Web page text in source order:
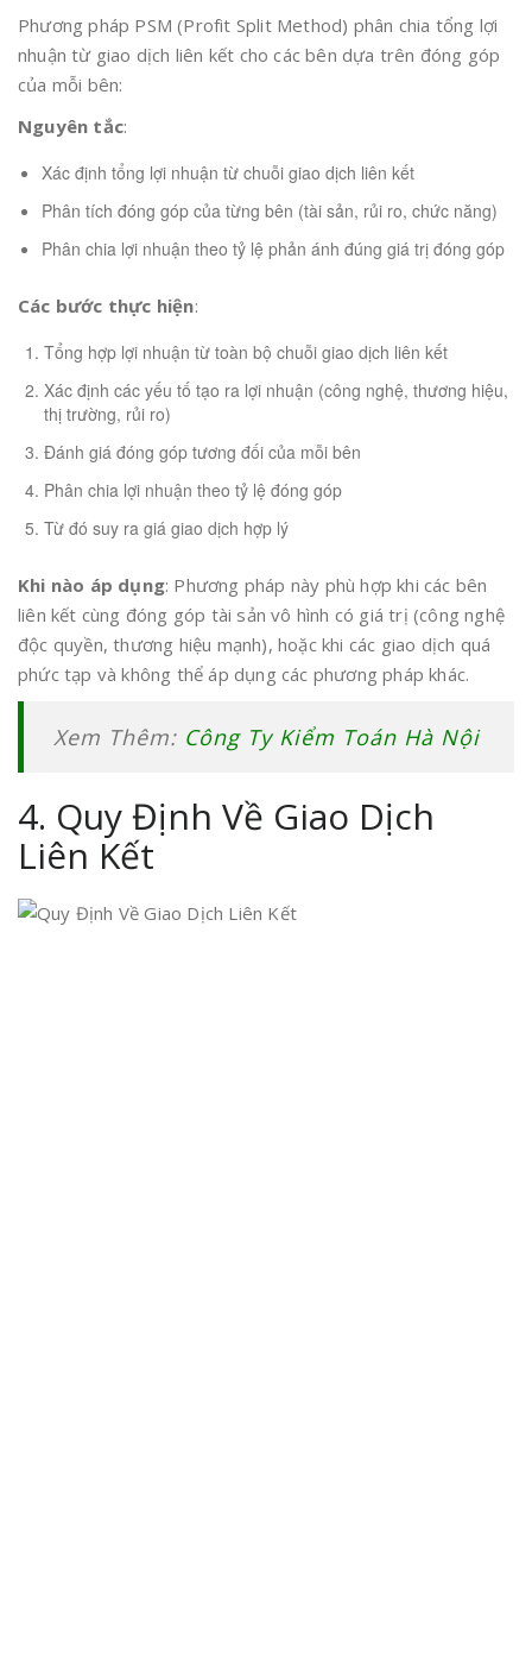
Phương pháp PSM (Profit Split Method) phân chia tổng lợi
nhuận từ giao dịch liên kết cho các bên dựa trên đóng góp
của mỗi bên:
Nguyên tắc:
Xác định tổng lợi nhuận từ chuỗi giao dịch liên kết
Phân tích đóng góp của từng bên (tài sản, rủi ro, chức năng)
Phân chia lợi nhuận theo tỷ lệ phản ánh đúng giá trị đóng góp
Các bước thực hiện:
Tổng hợp lợi nhuận từ toàn bộ chuỗi giao dịch liên kết
Xác định các yếu tố tạo ra lợi nhuận (công nghệ, thương hiệu,
thị trường, rủi ro)
Đánh giá đóng góp tương đối của mỗi bên
Phân chia lợi nhuận theo tỷ lệ đóng góp
Từ đó suy ra giá giao dịch hợp lý
Khi nào áp dụng: Phương pháp này phù hợp khi các bên
liên kết cùng đóng góp tài sản vô hình có giá trị (công nghệ
độc quyền, thương hiệu mạnh), hoặc khi các giao dịch quá
phức tạp và không thể áp dụng các phương pháp khác.
Xem Thêm: Công Ty Kiểm Toán Hà Nội
4. Quy Định Về Giao Dịch
Liên Kết